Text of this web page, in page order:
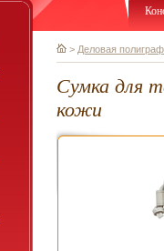
> Деловая
Сумка для
кожи